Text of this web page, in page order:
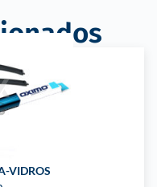
VIDROS